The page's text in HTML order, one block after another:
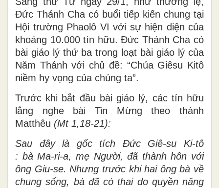
Đức Thánh Cha có buổi tiếp kiến chung tại
Hội trường Phaolô VI với sự hiện diện của
khoảng 10.000 tín hữu. Đức Thánh Cha có
bài giáo lý thứ ba trong loạt bài giáo lý của
Năm Thánh với chủ đề: “Chúa Giêsu Kitô
niềm hy vọng của chúng ta”.
Trước khi bắt đầu bài giáo lý, các tín hữu
lắng nghe bài Tin Mừng theo thánh
Matthêu (Mt 1,18-21):
Sau đây là gốc tích Đức Giê-su Ki-tô
: bà Ma-ri-a, mẹ Người, đã thành hôn với
ông Giu-se. Nhưng trước khi hai ông bà về
chung sống, bà đã có thai do quyền năng